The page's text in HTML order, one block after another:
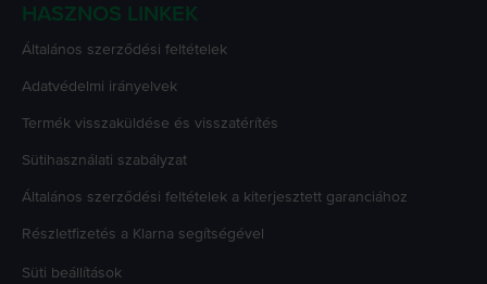
HASZNOS LINKEK
Általános szerződési feltételek
Adatvédelmi irányelvek
Termék visszaküldése és visszatérítés
Sütihasználati szabályzat
Általános szerződési feltételek a kiterjesztett garanciához
Részletfizetés a Klarna segítségével
Süti beállítások